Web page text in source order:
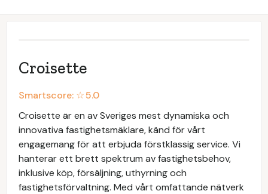
Croisette
Smartscore: ☆5.0
Croisette är en av Sveriges mest dynamiska och
innovativa fastighetsmäklare, känd för vårt
engagemang för att erbjuda förstklassig service. Vi
hanterar ett brett spektrum av fastighetsbehov,
inklusive köp, försäljning, uthyrning och
fastighetsförvaltning. Med vårt omfattande nätverk